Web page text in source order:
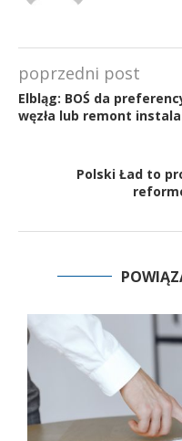
poprzedni post
Elbląg: BOŚ da
węzła lub remont
Polski Ład to